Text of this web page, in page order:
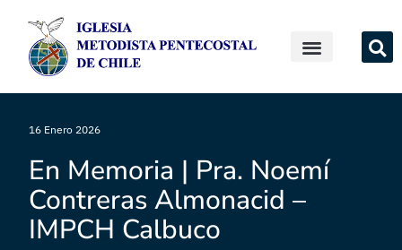
16 Enero 2026
En Memoria | Pra. Noemí
Contreras Almonacid –
IMPCH Calbuco